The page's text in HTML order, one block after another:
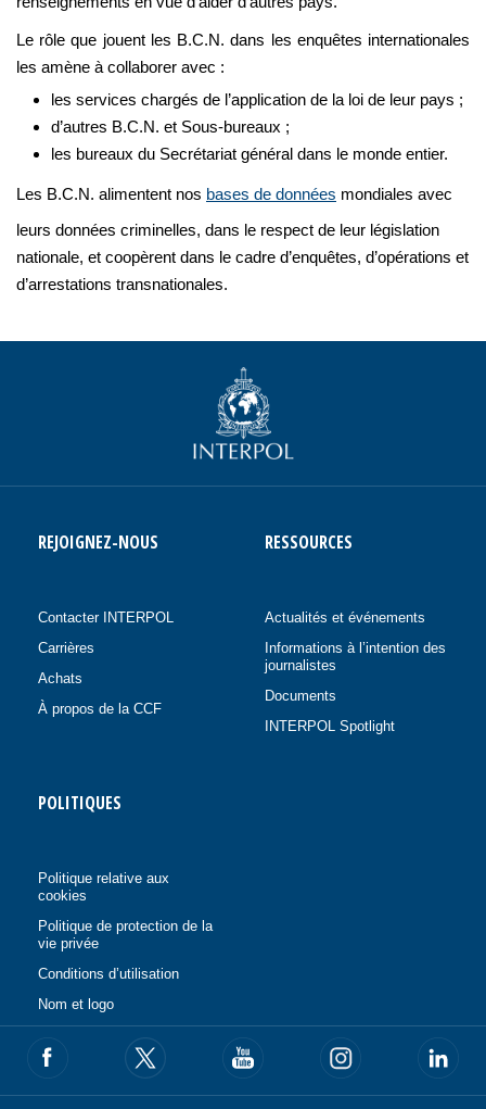
Le rôle que jouent les B.C.N. dans les enquêtes internationales
les amène à collaborer avec :
les services chargés de l’application de la loi de leur pays ;
d’autres B.C.N. et Sous-bureaux ;
les bureaux du Secrétariat général dans le monde entier.
Les B.C.N. alimentent nos bases de données mondiales avec
leurs données criminelles, dans le respect de leur législation
nationale, et coopèrent dans le cadre d’enquêtes, d’opérations et
d’arrestations transnationales.
REJOIGNEZ-NOUS
Contacter INTERPOL
Carrières
Achats
À propos de la CCF
RESSOURCES
Actualités et événements
Informations à l’intention des
journalistes
Documents
INTERPOL Spotlight
POLITIQUES
Politique relative aux
cookies
Politique de protection de la
vie privée
Conditions d’utilisation
Nom et logo